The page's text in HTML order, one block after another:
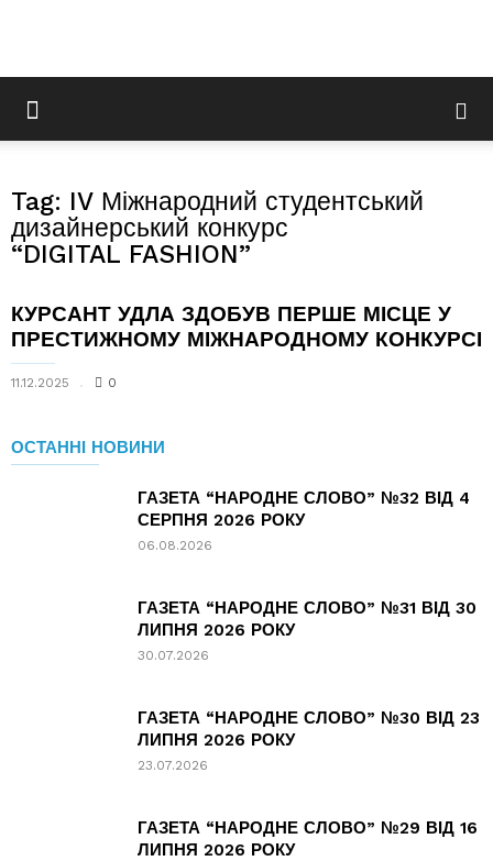
Tag: IV Міжнародний студентський
дизайнерський конкурс
“DIGITAL FASHION”
КУРСАНТ УДЛА ЗДОБУВ ПЕРШЕ МІСЦЕ У
ПРЕСТИЖНОМУ МІЖНАРОДНОМУ КОНКУРСІ
11.12.2025 0
ОСТАННІ НОВИНИ
ГАЗЕТА “НАРОДНЕ СЛОВО” №32 ВІД 4
СЕРПНЯ 2026 РОКУ
06.08.2026
ГАЗЕТА “НАРОДНЕ СЛОВО” №31 ВІД 30
ЛИПНЯ 2026 РОКУ
30.07.2026
ГАЗЕТА “НАРОДНЕ СЛОВО” №30 ВІД 23
ЛИПНЯ 2026 РОКУ
23.07.2026
ГАЗЕТА “НАРОДНЕ СЛОВО” №29 ВІД 16
ЛИПНЯ 2026 РОКУ